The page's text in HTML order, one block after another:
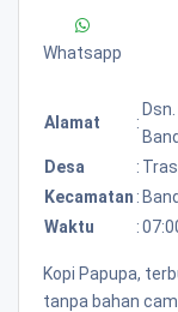
Whatsapp
Alamat :
Desa
:
Kecamatan :
Waktu
:
Kopi Papupa,
tanpa bahan